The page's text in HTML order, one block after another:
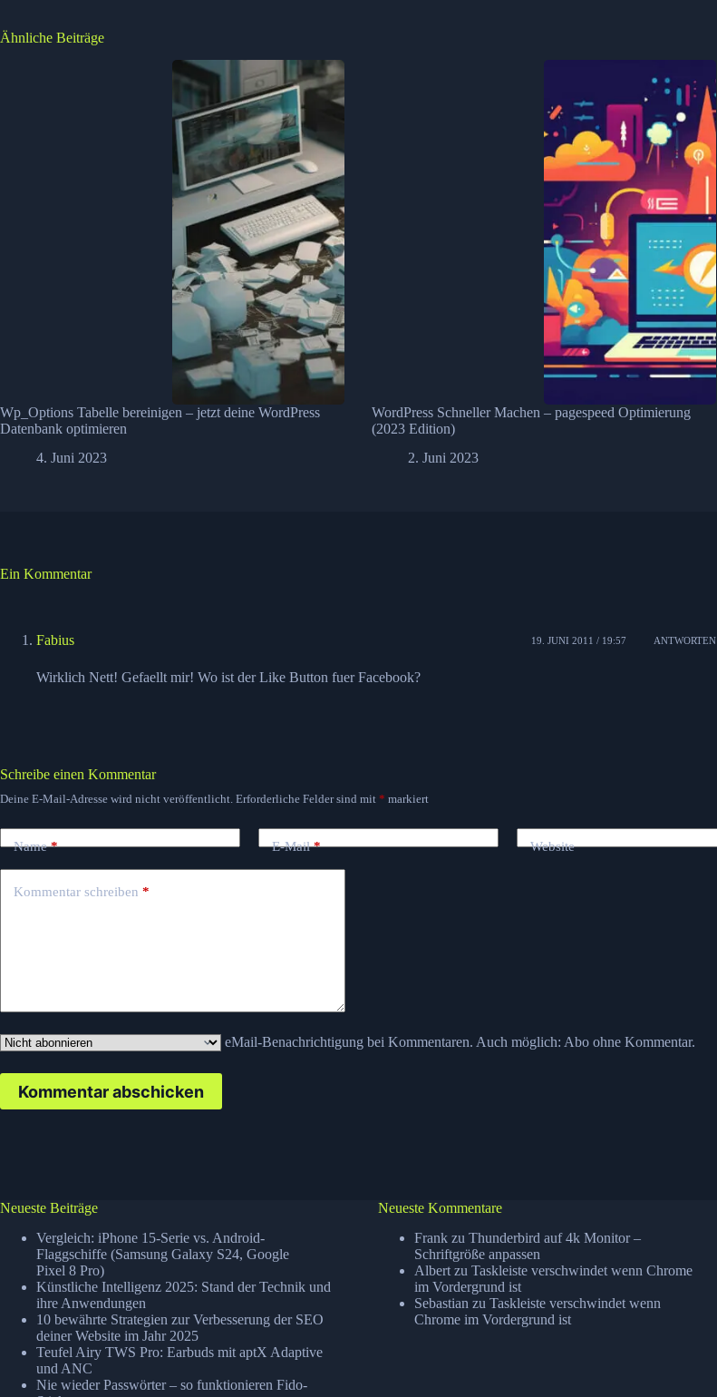
Ähnliche Beiträge
Wp_Options Tabelle bereinigen – jetzt deine WordPress
Datenbank optimieren
4. Juni 2023
WordPress Schneller Machen – pagespeed Optimierung
(2023 Edition)
2. Juni 2023
Ein Kommentar
Fabius 19. JUNI 2011 / 19:57 ANTWORTEN
Wirklich Nett! Gefaellt mir! Wo ist der Like Button fuer Facebook?
Schreibe einen Kommentar
Deine E-Mail-Adresse wird nicht veröffentlicht. Erforderliche Felder sind mit * markiert
Name* E-Mail* Website
Kommentar schreiben *
eMail-Benachrichtigung bei Kommentaren. Auch möglich: Abo ohne Kommentar.
Kommentar abschicken
Neueste Beiträge
Vergleich: iPhone 15-Serie vs. Android-
Flaggschiffe (Samsung Galaxy S24, Google
Pixel 8 Pro)
Künstliche Intelligenz 2025: Stand der Technik und
ihre Anwendungen
10 bewährte Strategien zur Verbesserung der SEO
deiner Website im Jahr 2025
Teufel Airy TWS Pro: Earbuds mit aptX Adaptive
und ANC
Nie wieder Passwörter – so funktionieren Fido-
Neueste Kommentare
Frankzu Thunderbird auf 4k Monitor –
Schriftgröße anpassen
Albertzu Taskleiste verschwindet wenn Chrome
im Vordergrund ist
Sebastian zu Taskleiste verschwindet wenn
Chrome im Vordergrund ist